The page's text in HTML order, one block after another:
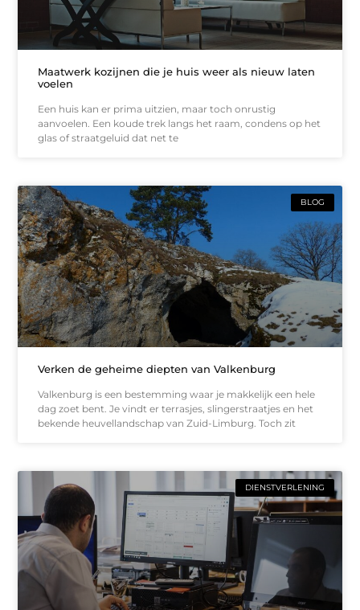
Maatwerk kozijnen die je huis weer als nieuw laten
voelen
Een huis kan er prima uitzien, maar toch onrustig
aanvoelen. Een koude trek langs het raam, condens op het
glas of straatgeluid dat net te
BLOG
Verken de geheime diepten van Valkenburg
Valkenburg is een bestemming waar je makkelijk een hele
dag zoet bent. Je vindt er terrasjes, slingerstraatjes en het
bekende heuvellandschap van Zuid-Limburg. Toch zit
DIENSTVERLENING